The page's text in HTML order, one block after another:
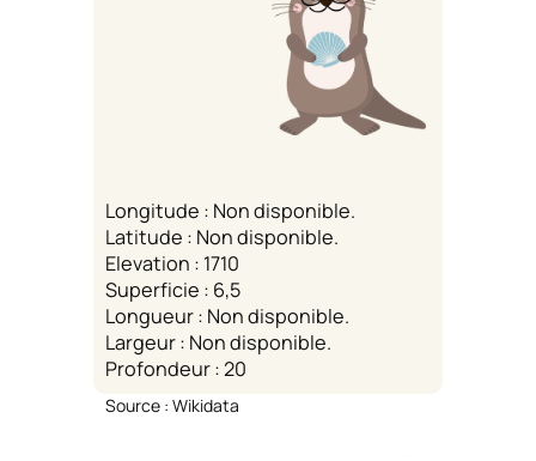
Longitude : Non disponible.
Latitude : Non disponible.
Elevation : 1710
Superficie : 6,5
Longueur : Non disponible.
Largeur : Non disponible.
Profondeur : 20
Source : Wikidata